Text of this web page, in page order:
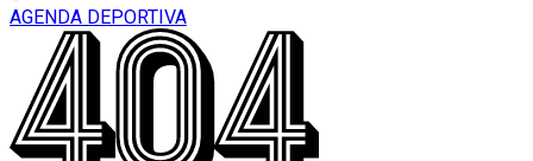
AGENDA DEPORTIVA